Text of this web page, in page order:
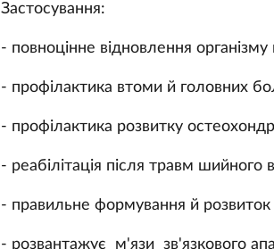
Застосування:
- повноцінне відновлення організму
- профілактика втоми й головних
- профілактика розвитку
- реабілітація після травм шийного
- правильне формування й розвиток
- розвантажує м'язи зв'язкового